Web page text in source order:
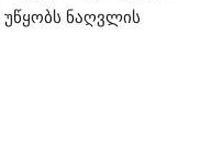
ნაღვლის